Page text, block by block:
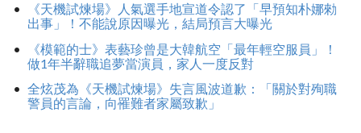
《天機試煉場》人氣選手地宣道令認了「早預知朴娜勑
出事」！不能說原因曝光，結局預言大曝光
《模範的士》表藝珍曾是大韓航空「最年輕空服員」！
做1年半辭職追夢當演員，家人一度反對
全炫茂為《天機試煉場》失言風波道歉：「關於對殉職
警員的言論，向罹難者家屬致歉」